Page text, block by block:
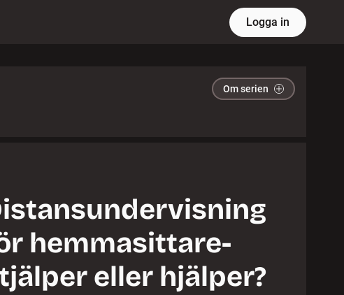
Logga in
Om serien
hemmasittare-
eller hjälper?